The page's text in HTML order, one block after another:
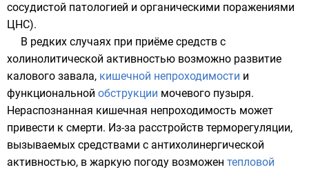
сосудистой патологией и органическими поражениями
ЦНС).
В редких случаях при приёме средств с
холинолитической активностью возможно развитие
калового завала, кишечной непроходимости и
функциональной обструкции мочевого пузыря.
Нераспознанная кишечная непроходимость может
привести к смерти. Из-за расстройств терморегуляции,
вызываемых средствами с антихолинергической
активностью, в жаркую погоду возможен тепловой